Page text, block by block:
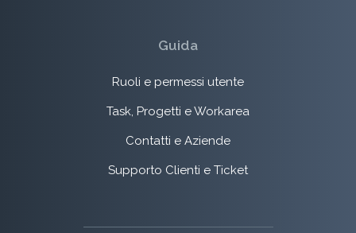
Guida
Ruoli e permessi utente
Task, Progetti e Workarea
Contatti e Aziende
Supporto Clienti e Ticket